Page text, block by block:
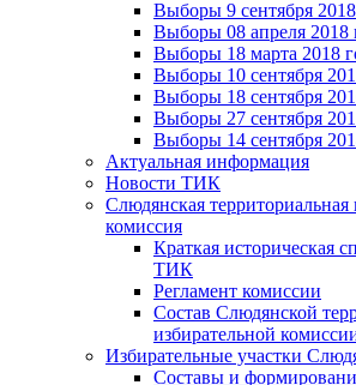
Выборы 9 сентября 2018
Выборы 08 апреля 2018
Выборы 18 марта 2018
Выборы 10 сентября
Выборы 18 сентября
Выборы 27 сентября
Выборы 14 сентября
Актуальная информация
Новости ТИК
Слюдянская территориальная
комиссия
Краткая историческая
ТИК
Регламент комиссии
Состав Слюдянской
избирательной
Избирательные участки
Составы и